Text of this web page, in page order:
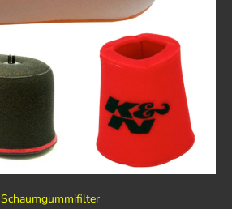
Schaumgummifilter